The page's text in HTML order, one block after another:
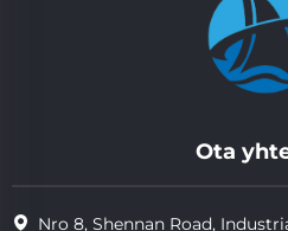
Ota
Nro 8, Shennan Road,